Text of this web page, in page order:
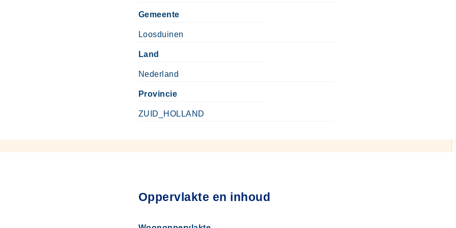
Gemeente
Loosduinen
Land
Nederland
Provincie
ZUID_HOLLAND
Oppervlakte en inhoud